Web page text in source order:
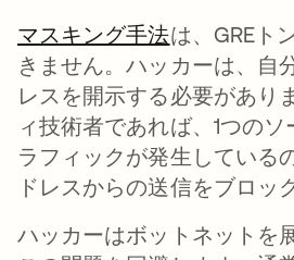
マスキング手法は、GREト
きません。ハッカーは、自
レスを開示する必要があり
ィ技術者であれば、1つの
ラフィックが発生している
ドレスからの送信をブロッ
ハッカーはボットネットを